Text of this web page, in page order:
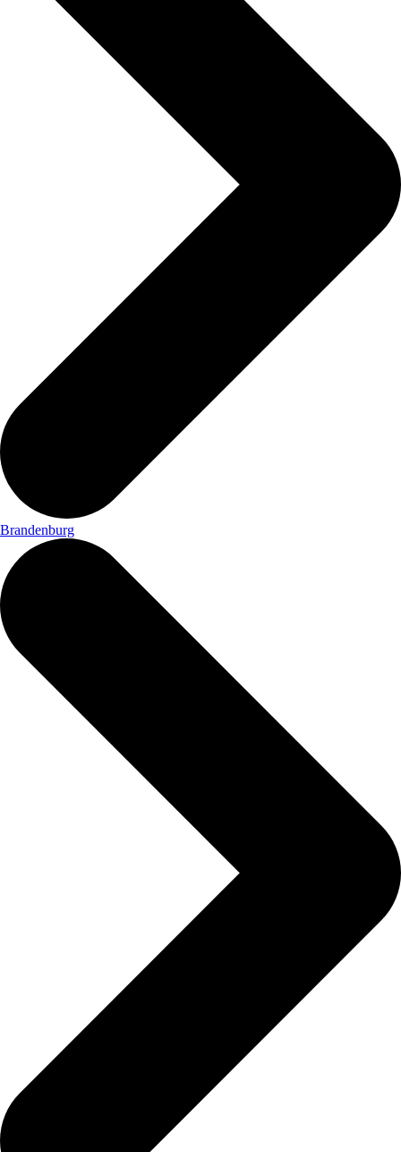
Brandenburg